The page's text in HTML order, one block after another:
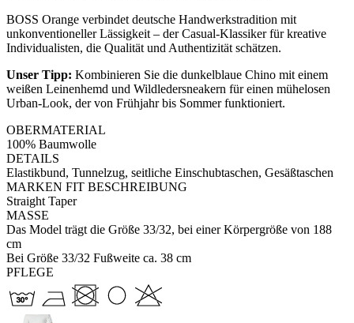
BOSS Orange verbindet deutsche Handwerkstradition mit
unkonventioneller Lässigkeit – der Casual-Klassiker für kreative
Individualisten, die Qualität und Authentizität schätzen.
Unser Tipp: Kombinieren Sie die dunkelblaue Chino mit einem
weißen Leinenhemd und Wildledersneakern für einen mühelosen
Urban-Look, der von Frühjahr bis Sommer funktioniert.
OBERMATERIAL
100% Baumwolle
DETAILS
Elastikbund, Tunnelzug, seitliche Einschubtaschen, Gesäßtaschen
MARKEN FIT BESCHREIBUNG
Straight Taper
MASSE
Das Model trägt die Größe 33/32, bei einer Körpergröße von 188
cm
Bei Größe 33/32 Fußweite ca. 38 cm
PFLEGE